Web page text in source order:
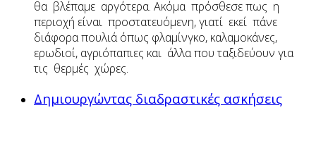
θα βλέπαμε αργότερα. Ακόμα πρόσθεσε πως η
περιοχή είναι προστατευόμενη, γιατί εκεί πάνε
διάφορα πουλιά όπως φλαμίνγκο, καλαμοκάνες,
ερωδιοί, αγριόπαπιες και άλλα που ταξιδεύουν για
τις θερμές χώρες.
Δημιουργώντας διαδραστικές ασκήσεις